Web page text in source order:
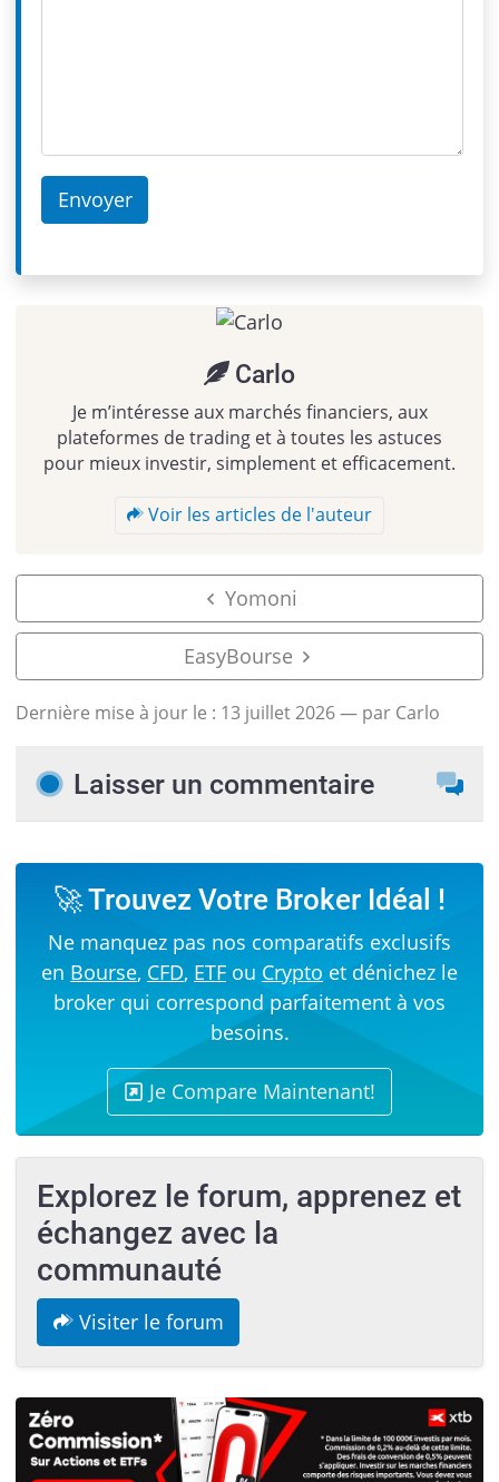
Carlo
Je m’intéresse aux marchés financiers, aux
plateformes de trading et à toutes les astuces
pour mieux investir, simplement et efficacement.
Voir les articles de l'auteur
Yomoni
EasyBourse
Dernière mise à jour le : 13 juillet 2026— par Carlo
Laisser un commentaire
🚀 Trouvez Votre Broker Idéal !
Ne manquez pas nos comparatifs exclusifs
en Bourse, CFD, ETF ou Crypto et dénichez le
broker qui correspond parfaitement à vos
besoins.
Je Compare Maintenant!
Explorez le forum, apprenez et
échangez avec la
communauté
Visiter le forum